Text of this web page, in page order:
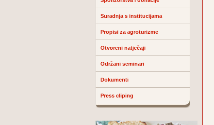
Suradnja s institucijama
Propisi za agroturizme
Otvoreni natječaji
Održani seminari
Dokumenti
Press cliping